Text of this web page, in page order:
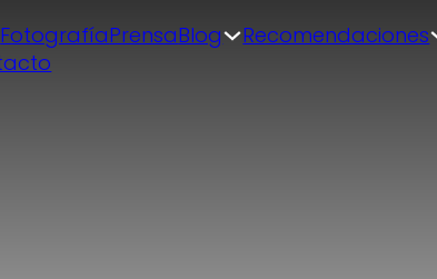
FotografíaPrensaBlog Recomendaciones